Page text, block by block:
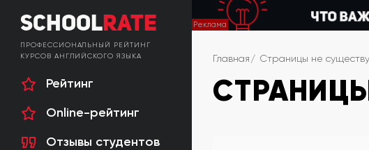
SchoolRate
ПРОФЕССИОНАЛЬНЫЙ РЕЙТИНГ
КУРСОВ АНГЛИЙСКОГО ЯЗЫКА
Рейтинг
Online-рейтинг
Отзывы студентов
Главная Страницы не